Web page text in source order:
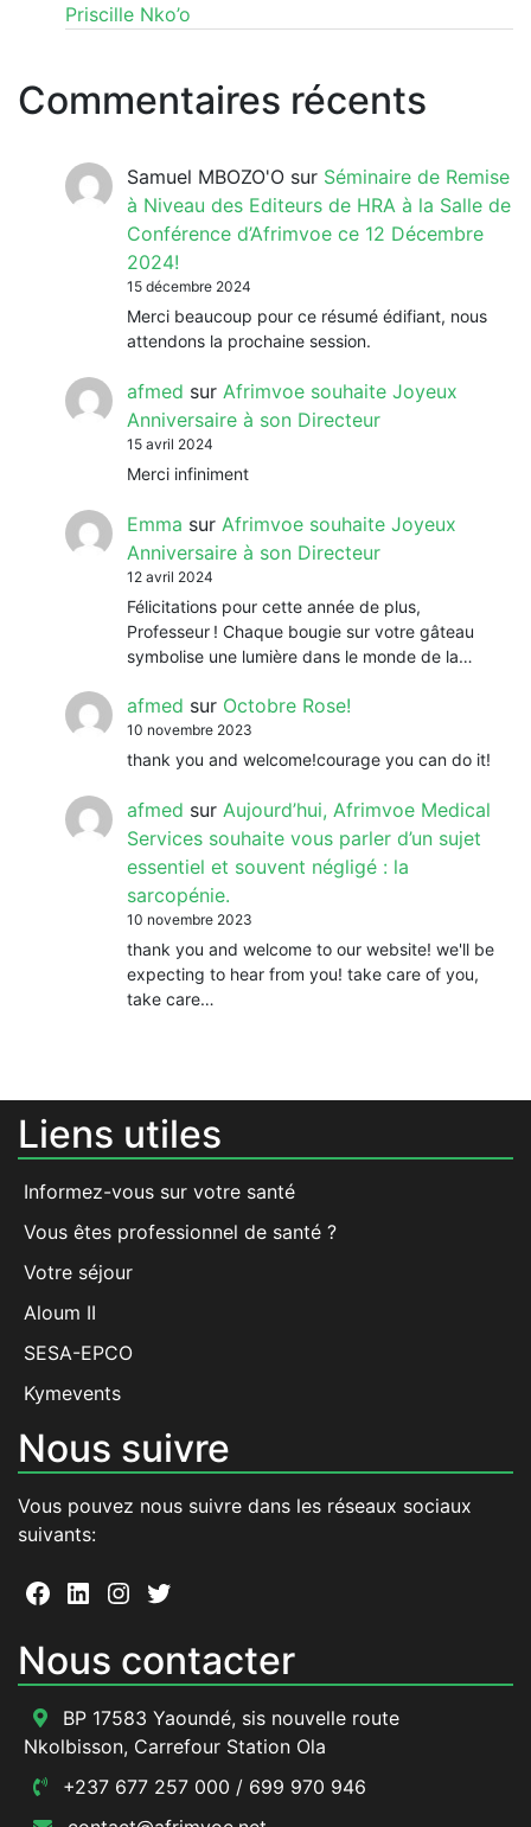
Priscille Nko’o
Commentaires récents
Samuel MBOZO'O sur Séminaire de Remise
à Niveau des Editeurs de HRA à la Salle de
Conférence d’Afrimvoe ce 12 Décembre
2024!
15 décembre 2024
Merci beaucoup pour ce résumé édifiant, nous
attendons la prochaine session.
afmed sur Afrimvoe souhaite Joyeux
Anniversaire à son Directeur
15 avril 2024
Merci infiniment
Emma sur Afrimvoe souhaite Joyeux
Anniversaire à son Directeur
12 avril 2024
Félicitations pour cette année de plus,
Professeur ! Chaque bougie sur votre gâteau
symbolise une lumière dans le monde de la…
afmed sur Octobre Rose!
10 novembre 2023
thank you and welcome!courage you can do it!
afmed sur Aujourd’hui, Afrimvoe Medical
Services souhaite vous parler d’un sujet
essentiel et souvent négligé : la
sarcopénie.
10 novembre 2023
thank you and welcome to our website! we'll be
expecting to hear from you! take care of you,
take care…
Liens utiles
Informez-vous sur votre santé
Vous êtes professionnel de santé ?
Votre séjour
Aloum II
SESA-EPCO
Kymevents
Nous suivre
Vous pouvez nous suivre dans les réseaux sociaux
suivants:
Facebook
LinkedIn
Instagram
Twitter
Nous contacter
BP 17583 Yaoundé, sis nouvelle route
Nkolbisson, Carrefour Station Ola
+237 677 257 000 / 699 970 946